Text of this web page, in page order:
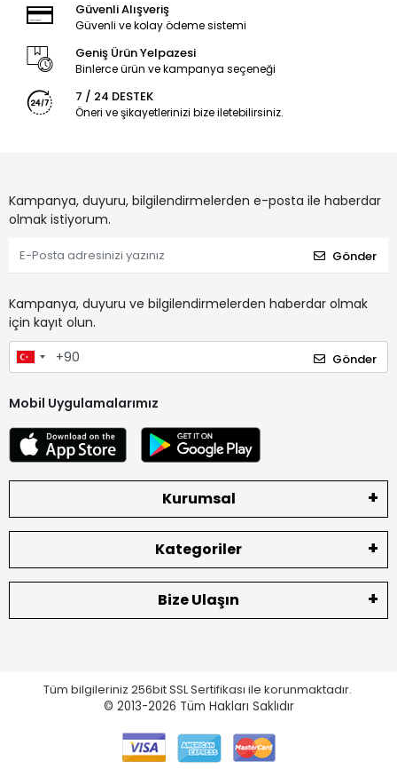
Güvenli Alışveriş
Güvenli ve kolay ödeme sistemi
Geniş Ürün Yelpazesi
Binlerce ürün ve kampanya seçeneği
7 / 24 DESTEK
Öneri ve şikayetlerinizi bize iletebilirsiniz.
Kampanya, duyuru, bilgilendirmelerden e-posta ile haberdar
olmak istiyorum.
Gönder
Kampanya, duyuru ve bilgilendirmelerden haberdar olmak
için kayıt olun.
Gönder
Mobil Uygulamalarımız
Kurumsal
Kategoriler
Bize Ulaşın
Tüm bilgileriniz 256bit SSL Sertifikası ile korunmaktadır.
© 2013-2026 Tüm Hakları Saklıdır